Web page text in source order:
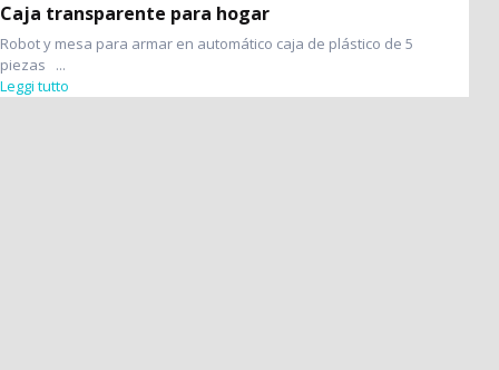
Caja transparente para hogar
Robot y mesa para armar en automático caja de plástico de 5
piezas ...
Leggi tutto